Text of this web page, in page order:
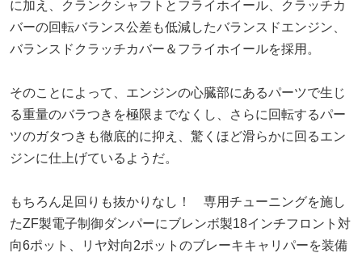
に加え、クランクシャフトとフライホイール、クラッチカ
バーの回転バランス公差も低減したバランスドエンジン、
バランスドクラッチカバー＆フライホイールを採用。
そのことによって、エンジンの心臓部にあるパーツで生じ
る重量のバラつきを極限までなくし、さらに回転するパー
ツのガタつきも徹底的に抑え、驚くほど滑らかに回るエン
ジンに仕上げているようだ。
もちろん足回りも抜かりなし！ 専用チューニングを施し
たZF製電子制御ダンパーにブレンボ製18インチフロント対
向6ポット、リヤ対向2ポットのブレーキキャリパーを装備